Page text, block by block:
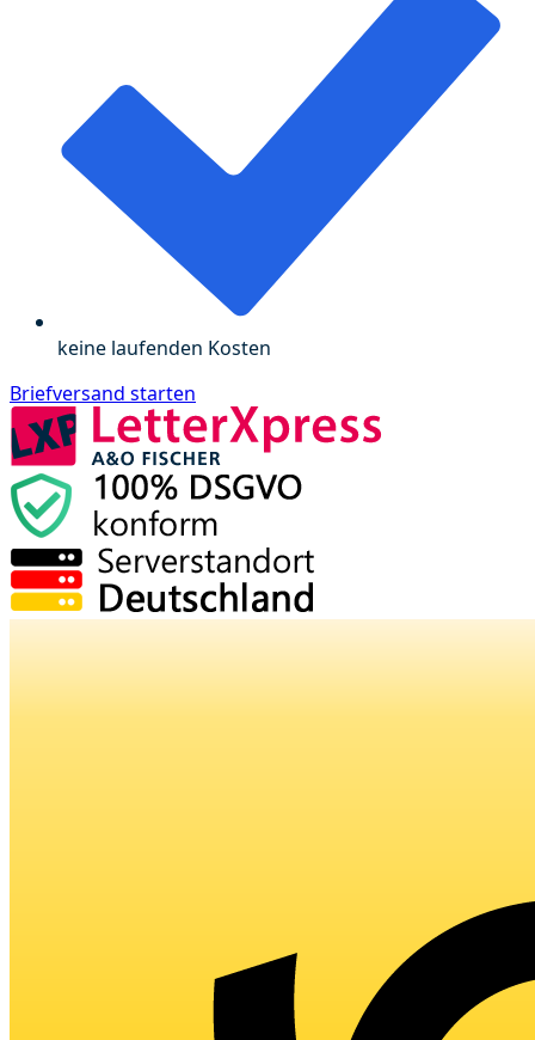
keine laufenden Kosten
Briefversand starten